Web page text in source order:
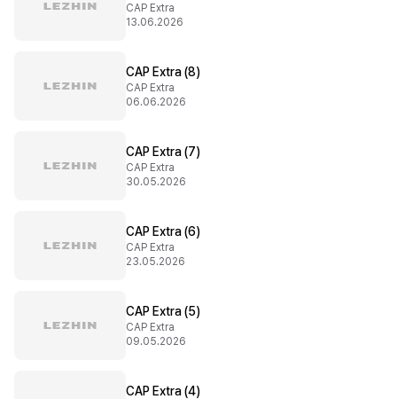
CAP Extra
13.06.2026
CAP Extra (8)
CAP Extra
06.06.2026
CAP Extra (7)
CAP Extra
30.05.2026
CAP Extra (6)
CAP Extra
23.05.2026
CAP Extra (5)
CAP Extra
09.05.2026
CAP Extra (4)